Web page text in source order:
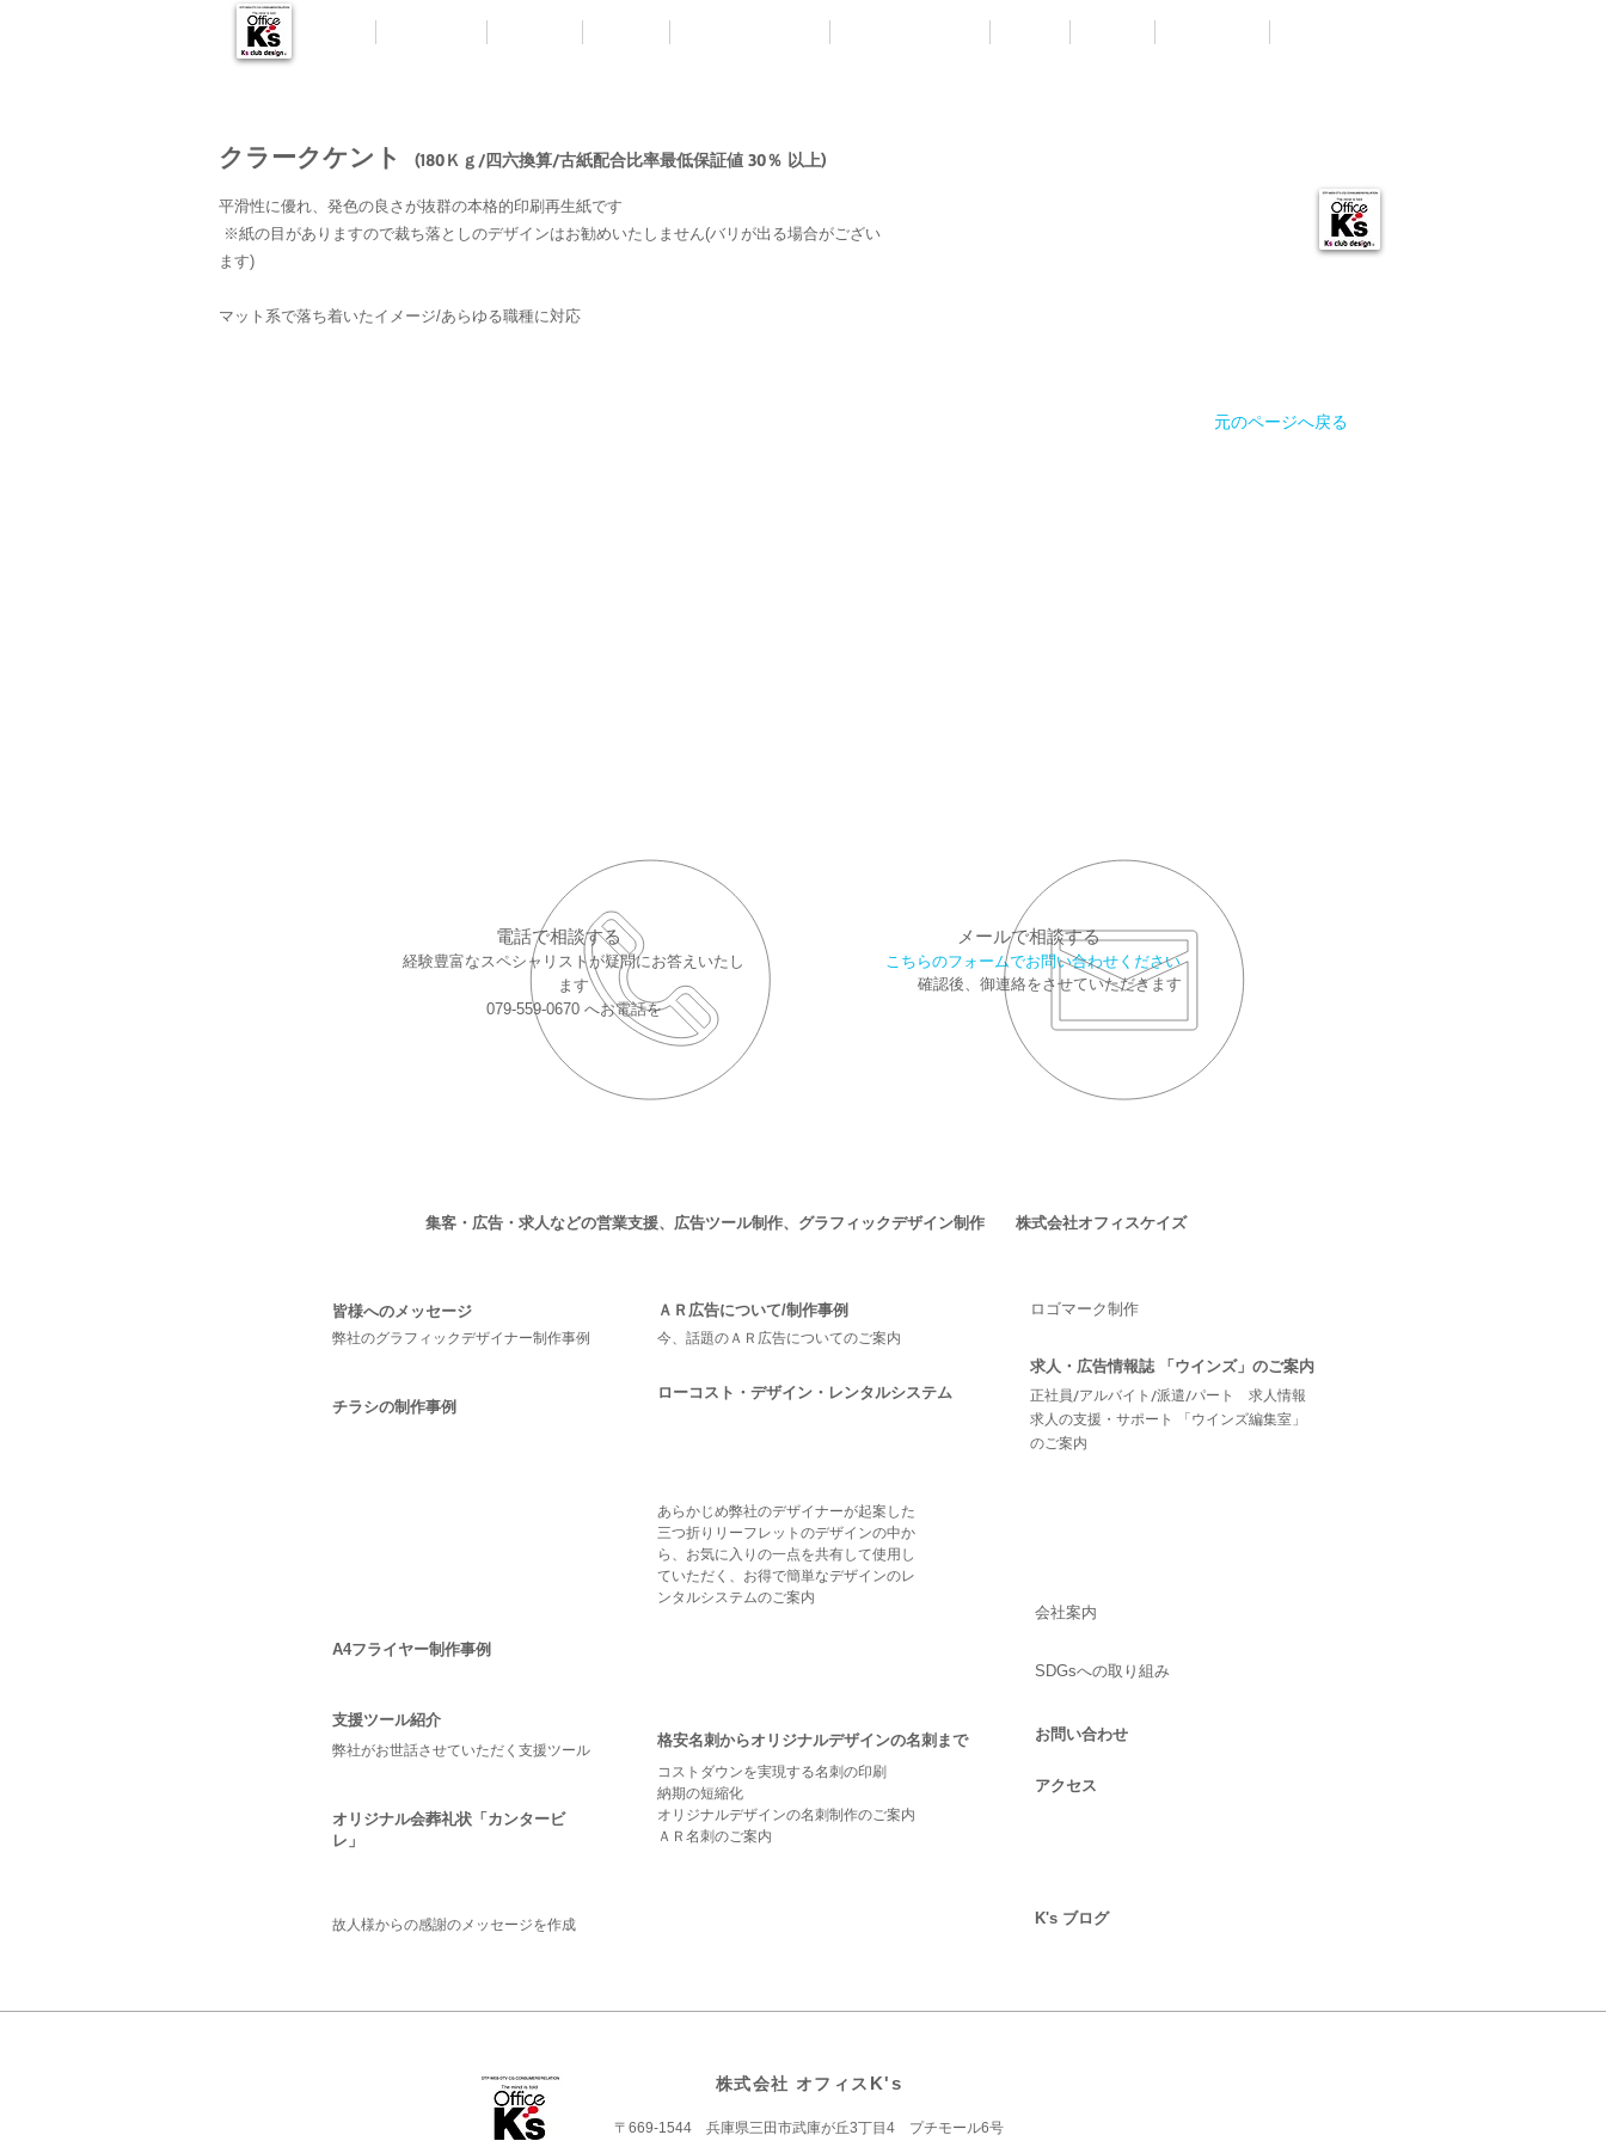
クラークケント (180Ｋｇ/四六換算/古紙配合比率最低保証値 30％ 以上)
平滑性に優れ、発色の良さが抜群の本格的印刷再生紙です
※紙の目がありますので裁ち落としのデザインはお勧めいたしません(バリが出る場合がござい
ます)
マット系で落ち着いたイメージ/あらゆる職種に対応
元のページへ戻る
確認後、御連絡をさせていただきます
こちらのフォームでお問い合わせください
メールで相談する
経験豊富なスペシャリストが疑問にお答えいたし
ます
079-559-0670 へお電話を
電話で相談する
集客・広告・求人などの営業支援、広告ツール制作、グラフィックデザイン制作 株式会社オフィスケイズ
皆様へのメッセージ
弊社のグラフィックデザイナー制作事例
ＡＲ広告について/制作事例
今、話題のＡＲ広告についてのご案内
ロゴマーク制作
求人・広告情報誌「ウインズ」のご案内
チラシの制作事例
ローコスト・デザイン・レンタルシステム
正社員/アルバイト/派遣/パート 求人情報
求人の支援・サポート 「ウインズ編集室」
のご案内
あらかじめ弊社のデザイナーが起案した
三つ折りリーフレットのデザインの中か
ら、お気に入りの一点を共有して使用し
ていただく、お得で簡単なデザインのレ
ンタルシステムのご案内
会社案内
A4フライヤー制作事例
SDGsへの取り組み
支援ツール紹介
弊社がお世話させていただく支援ツール
オリジナル会葬礼状「カンタービ
レ」
故人様からの感謝のメッセージを作成
格安名刺からオリジナルデザインの名刺まで
コストダウンを実現する名刺の印刷
納期の短縮化
オリジナルデザインの名刺制作のご案内
ＡＲ名刺のご案内
お問い合わせ
アクセス
K's ブログ
株式会社 オフィス K's
〒669-1544 兵庫県三田市武庫が丘3丁目4 プチモール6号